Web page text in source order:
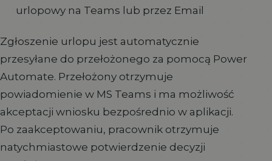
urlopowy na Teams lub przez Email
Zgłoszenie urlopu jest automatycznie
przesyłane do przełożonego za pomocą Power
Automate. Przełożony otrzymuje
powiadomienie w MS Teams i ma możliwość
akceptacji wniosku bezpośrednio w aplikacji.
Po zaakceptowaniu, pracownik otrzymuje
natychmiastowe potwierdzenie decyzji